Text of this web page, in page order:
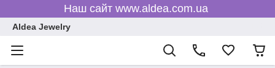
Наш сайт www.aldea.com.ua
Aldea Jewelry